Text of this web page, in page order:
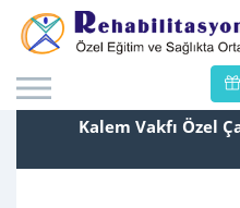
Kalem Vakfı Özel